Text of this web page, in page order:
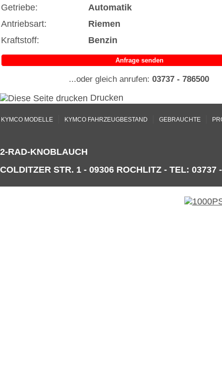
Getriebe:
Automatik
Antriebsart:
Riemen
Kraftstoff:
Benzin
Anfrage senden
...oder gleich anrufen: 03737 - 786500
Drucken
KYMCO MODELLE KYMCO FAHRZEUGBESTAND GEBRAUCHTE
2-RAD-KNOBLAUCH
COLDITZER STR. 1 - 09306 ROCHLITZ - TEL: 03737